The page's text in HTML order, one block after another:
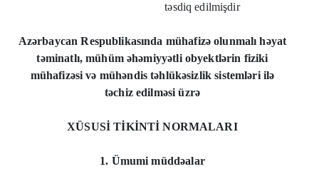
təsdiq edilmişdir
Azərbaycan Respublikasında mühafizə olunmalı həyat
təminatlı, mühüm əhəmiyyətli obyektlərin fiziki
mühafizəsi və mühəndis təhlükəsizlik sistemləri ilə
təchiz edilməsi üzrə
XÜSUSİ TİKİNTİ NORMALARI
1. Ümumi müddəalar